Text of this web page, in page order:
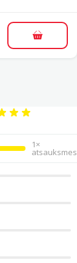
1×
atsauksmes